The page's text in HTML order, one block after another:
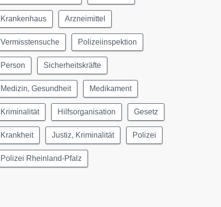
Krankenhaus Arzneimittel
Vermisstensuche Polizeiinspektion
Person Sicherheitskräfte
Medizin, Gesundheit Medikament
Kriminalität Hilfsorganisation Gesetz
Krankheit Justiz, Kriminalität Polizei
Polizei Rheinland-Pfalz